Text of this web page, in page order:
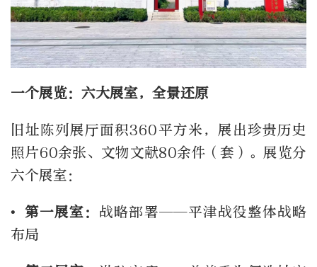
一个展览：六大展室，全景还原
旧址陈列展厅面积360平方米，展出珍贵历史
照片60余张、文物文献80余件（套）。展览分
六个展室：
• 第一展室： 战略部署——平津战役整体战略
布局